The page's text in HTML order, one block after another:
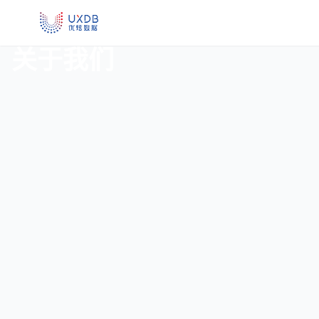
UXDB - 新一代全场景智能数据库